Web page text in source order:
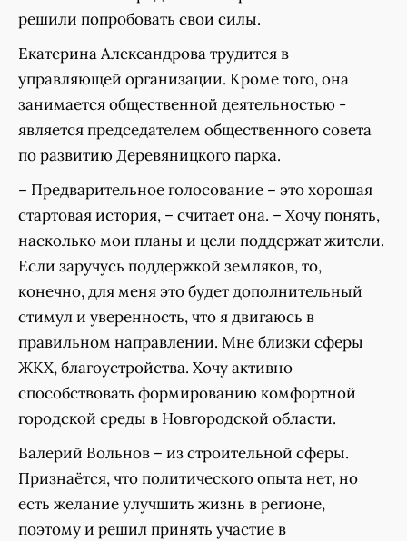
решили попробовать свои силы.
Екатерина Александрова трудится в
управляющей организации. Кроме того, она
занимается общественной деятельностью -
является председателем общественного совета
по развитию Деревяницкого парка.
– Предварительное голосование – это хорошая
стартовая история, – считает она. – Хочу понять,
насколько мои планы и цели поддержат жители.
Если заручусь поддержкой земляков, то,
конечно, для меня это будет дополнительный
стимул и уверенность, что я двигаюсь в
правильном направлении. Мне близки сферы
ЖКХ, благоустройства. Хочу активно
способствовать формированию комфортной
городской среды в Новгородской области.
Валерий Вольнов – из строительной сферы.
Признаётся, что политического опыта нет, но
есть желание улучшить жизнь в регионе,
поэтому и решил принять участие в